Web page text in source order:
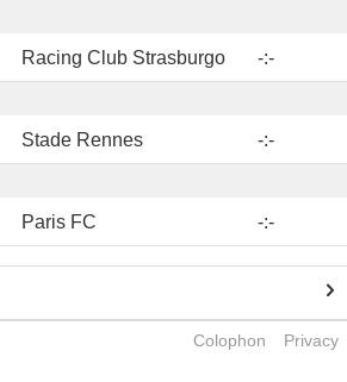
Racing Club Strasburgo -:-
Stade Rennes -:-
Paris FC -:-
Colophon Privacy